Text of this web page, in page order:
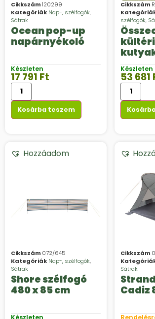
Cikkszám120299
Kategóriák Nap-, szélfogók,
Sátrak
Ocean pop-up
napárnyékoló
Készleten
17 791 Ft
Kosárba teszem
Cikkszám
szélfogók,
kültéri
Készleten
53 681
Hozzáadom
Cikkszám 072/645
Kategóriák Nap-, szélfogók,
Sátrak
Shore szélfogó
480 x 85 cm
Készleten
Cikkszám
Sátrak
Cadiz